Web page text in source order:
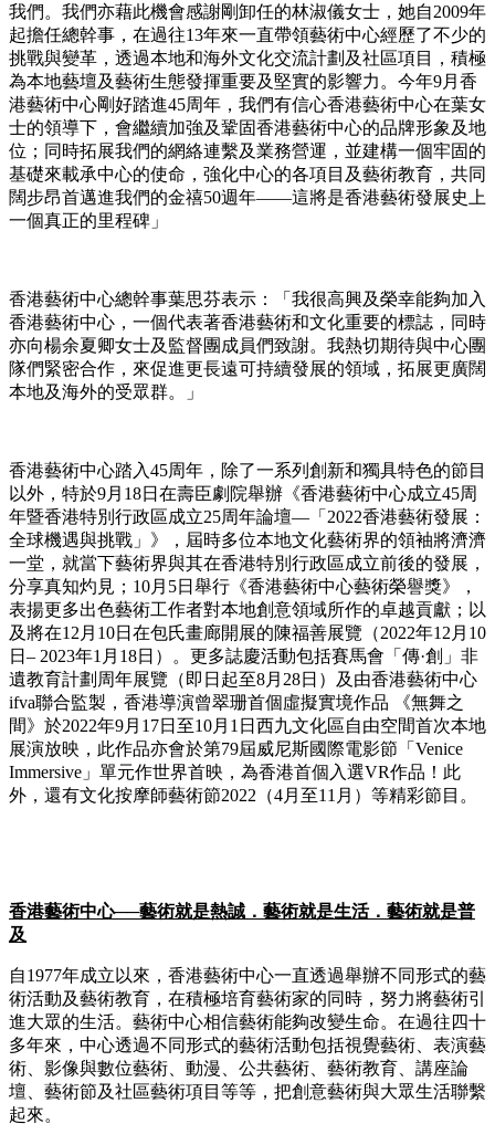
我們。我們亦藉此機會感謝剛卸任的林淑儀女士，她自2009年
起擔任總幹事，在過往13年來一直帶領藝術中心經歷了不少的
挑戰與變革，透過本地和海外文化交流計劃及社區項目，積極
為本地藝壇及藝術生態發揮重要及堅實的影響力。今年9月香
港藝術中心剛好踏進45周年，我們有信心香港藝術中心在葉女
士的領導下，會繼續加強及鞏固香港藝術中心的品牌形象及地
位；同時拓展我們的網絡連繫及業務營運，並建構一個牢固的
基礎來載承中心的使命，強化中心的各項目及藝術教育，共同
闊步昂首邁進我們的金禧50週年——這將是香港藝術發展史上
一個真正的里程碑」
香港藝術中心總幹事葉思芬表示：「我很高興及榮幸能夠加入
香港藝術中心，一個代表著香港藝術和文化重要的標誌，同時
亦向楊余夏卿女士及監督團成員們致謝。我熱切期待與中心團
隊們緊密合作，來促進更長遠可持續發展的領域，拓展更廣闊
本地及海外的受眾群。」
香港藝術中心踏入45周年，除了一系列創新和獨具特色的節目
以外，特於9月18日在壽臣劇院舉辦《香港藝術中心成立45周
年暨香港特別行政區成立25周年論壇—「2022香港藝術發展：
全球機遇與挑戰」》，屆時多位本地文化藝術界的領袖將濟濟
一堂，就當下藝術界與其在香港特別行政區成立前後的發展，
分享真知灼見；10月5日舉行《香港藝術中心藝術榮譽獎》，
表揚更多出色藝術工作者對本地創意領域所作的卓越貢獻；以
及將在12月10日在包氏畫廊開展的陳福善展覽（2022年12月10
日– 2023年1月18日）。更多誌慶活動包括賽馬會「傳·創」非
遺教育計劃周年展覽（即日起至8月28日）及由香港藝術中心
ifva聯合監製，香港導演曾翠珊首個虛擬實境作品 《無舞之
間》於2022年9月17日至10月1日西九文化區自由空間首次本地
展演放映，此作品亦會於第79屆威尼斯國際電影節「Venice
Immersive」單元作世界首映，為香港首個入選VR作品！此
外，還有文化按摩師藝術節2022（4月至11月）等精彩節目。
香港藝術中心──藝術就是熱誠．藝術就是生活．藝術就是普
及
自1977年成立以來，香港藝術中心一直透過舉辦不同形式的藝
術活動及藝術教育，在積極培育藝術家的同時，努力將藝術引
進大眾的生活。藝術中心相信藝術能夠改變生命。在過往四十
多年來，中心透過不同形式的藝術活動包括視覺藝術、表演藝
術、影像與數位藝術、動漫、公共藝術、藝術教育、講座論
壇、藝術節及社區藝術項目等等，把創意藝術與大眾生活聯繫
起來。